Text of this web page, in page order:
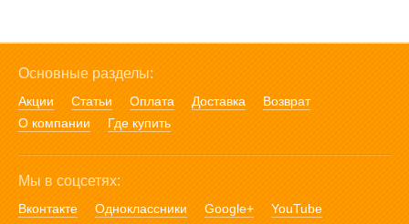
Основные разделы:
Акции Статьи Оплата Доставка
Возврат
О компании
Где купить
Мы в соцсетях:
Вконтакте Одноклассники Google+ YouTube